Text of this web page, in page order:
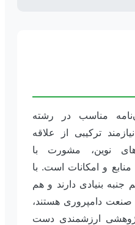
مناسب در رشته
ترکیبی از علاقه
نوین، مشورت با
و امکانات است. با
بنیادی دارند و هم
صنعت دامپروری هستند،
ارزشمندی دست